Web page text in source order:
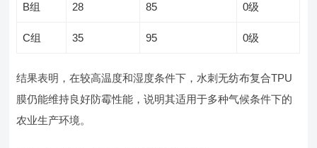
B组 28 85 0级
C组 35 95 0级
结果表明，在较高温度和湿度条件下，水刺无纺布复合TPU
膜仍能维持良好防霉性能，说明其适用于多种气候条件下的
农业生产环境。